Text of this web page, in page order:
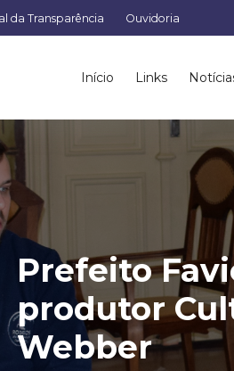
da Transparência Ouvidoria
Início Links
Prefeito
produtor
Webber